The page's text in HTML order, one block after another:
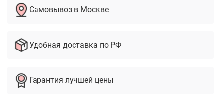
Самовывоз в Москве
Удобная доставка по РФ
Гарантия лучшей цены